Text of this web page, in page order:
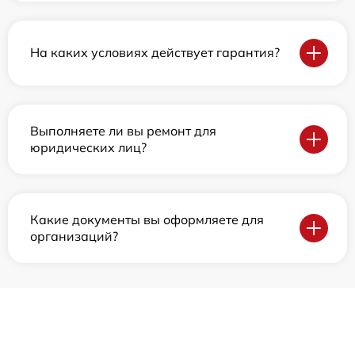
На каких условиях действует гарантия?
Выполняете ли вы ремонт для
юридических лиц?
Какие документы вы оформляете для
организаций?